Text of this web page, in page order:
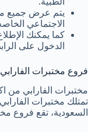
يتم عرض جميع
الاجتماعي
كما يمكنك
الدخول على
فروع مختبرات الفارابي
مختبرات الفارابي من
تمتلك مختبرات
السعودية، تقع فروع